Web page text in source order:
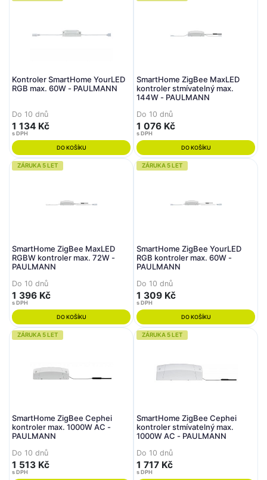
Kontroler SmartHome YourLED
RGB max. 60W - PAULMANN
Do 10 dnů
1 134 Kč
s DPH
DO KOŠÍKU
SmartHome ZigBee MaxLED
kontroler stmívatelný max.
144W - PAULMANN
Do 10 dnů
1 076 Kč
s DPH
DO KOŠÍKU
ZÁRUKA 5 LET
SmartHome ZigBee MaxLED
RGBW kontroler max. 72W -
PAULMANN
Do 10 dnů
1 396 Kč
s DPH
DO KOŠÍKU
ZÁRUKA 5 LET
SmartHome ZigBee YourLED
RGB kontroler max. 60W -
PAULMANN
Do 10 dnů
1 309 Kč
s DPH
DO KOŠÍKU
ZÁRUKA 5 LET
SmartHome ZigBee Cephei
kontroler max. 1000W AC -
PAULMANN
Do 10 dnů
1 513 Kč
s DPH
ZÁRUKA 5 LET
SmartHome ZigBee Cephei
kontroler stmívatelný max.
1000W AC - PAULMANN
Do 10 dnů
1 717 Kč
s DPH